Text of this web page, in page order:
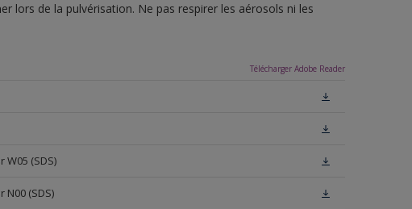
lors de la pulvérisation. Ne pas respirer les aérosols ni les
Télécharger Adobe Reader
(SDS)
(SDS)